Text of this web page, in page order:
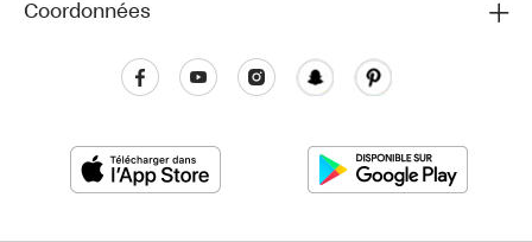
Coordonnées